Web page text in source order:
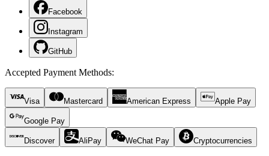
Facebook
Instagram
GitHub
Accepted Payment Methods:
Visa Mastercard American Express Apple Pay
Google Pay
Discover AliPay WeChat Pay Cryptocurrencies